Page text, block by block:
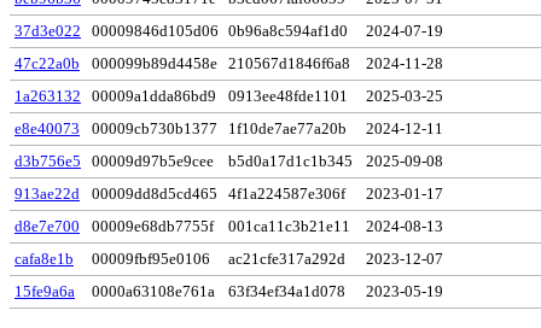
37d3e022
00009846d105d06 0b96a8c594af1d0
2024-07-19
47c22a0b
000099b89d4458e 210567d1846f6a8
2024-11-28
1a263132
00009a1dda86bd9 0913ee48fde1101
2025-03-25
e8e40073
00009cb730b1377 1f10de7ae77a20b
2024-12-11
d3b756e5
00009d97b5e9cee b5d0a17d1c1b345
2025-09-08
913ae22d
00009dd8d5cd465 4f1a224587e306f
2023-01-17
d8e7e700
00009e68db7755f 001ca11c3b21e11
2024-08-13
cafa8e1b
00009fbf95e0106 ac21cfe317a292d
2023-12-07
15fe9a6a
0000a63108e761a 63f34ef34a1d078 2023-05-19